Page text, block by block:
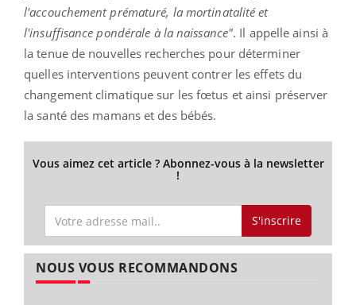
l'accouchement prématuré, la mortinatalité et
l'insuffisance pondérale à la naissance". Il appelle ainsi à
la tenue de nouvelles recherches pour déterminer
quelles interventions peuvent contrer les effets du
changement climatique sur les fœtus et ainsi préserver
la santé des mamans et des bébés.
Vous aimez cet article ? Abonnez-vous à la newsletter
!
S'inscrire
NOUS VOUS RECOMMANDONS